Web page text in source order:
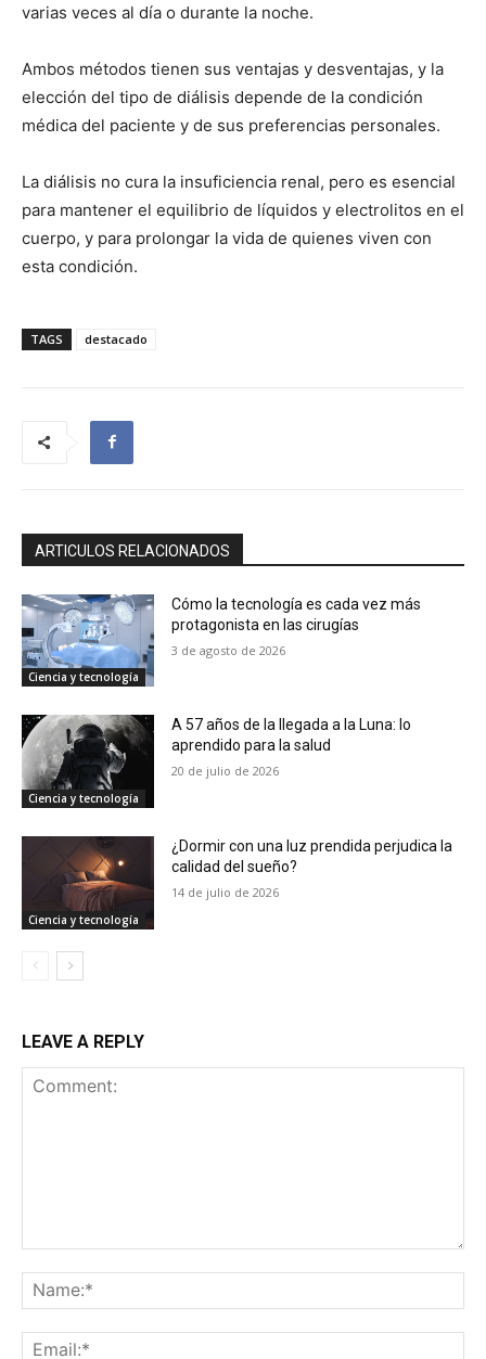
varias veces al día o durante la noche.
Ambos métodos tienen sus ventajas y desventajas, y la
elección del tipo de diálisis depende de la condición
médica del paciente y de sus preferencias personales.
La diálisis no cura la insuficiencia renal, pero es esencial
para mantener el equilibrio de líquidos y electrolitos en el
cuerpo, y para prolongar la vida de quienes viven con
esta condición.
TAGS destacado
ARTICULOS RELACIONADOS
Ciencia y tecnología
Cómo la tecnología es cada vez más
protagonista en las cirugías
3 de agosto de 2026
Ciencia y tecnología
A 57 años de la llegada a la Luna: lo
aprendido para la salud
20 de julio de 2026
Ciencia y tecnología
¿Dormir con una luz prendida perjudica la
calidad del sueño?
14 de julio de 2026
LEAVE A REPLY